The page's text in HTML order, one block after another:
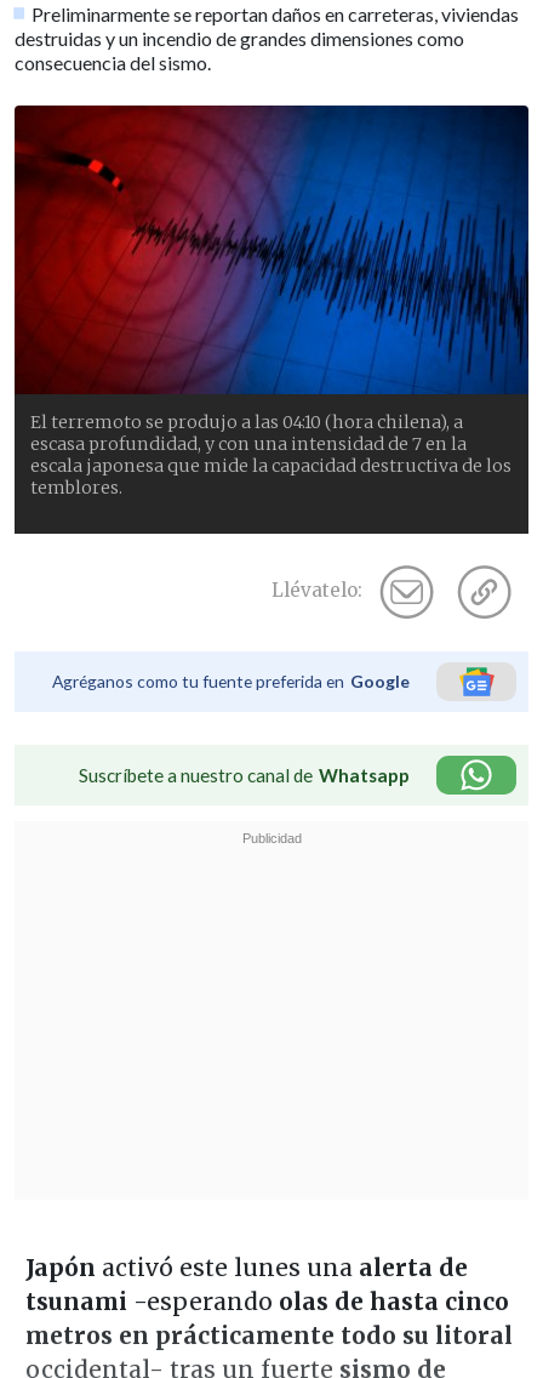
Preliminarmente se reportan daños en carreteras, viviendas
destruidas y un incendio de grandes dimensiones como
consecuencia del sismo.
El terremoto se produjo a las 04:10 (hora chilena), a
escasa profundidad, y con una intensidad de 7 en la
escala japonesa que mide la capacidad destructiva de los
temblores.
Llévatelo:
Agréganos como tu fuente preferida en Google
Suscríbete a nuestro canal de Whatsapp
Japón activó este lunes una alerta de
tsunami -esperando olas de hasta cinco
metros en prácticamente todo su litoral
occidental- tras un fuerte sismo de